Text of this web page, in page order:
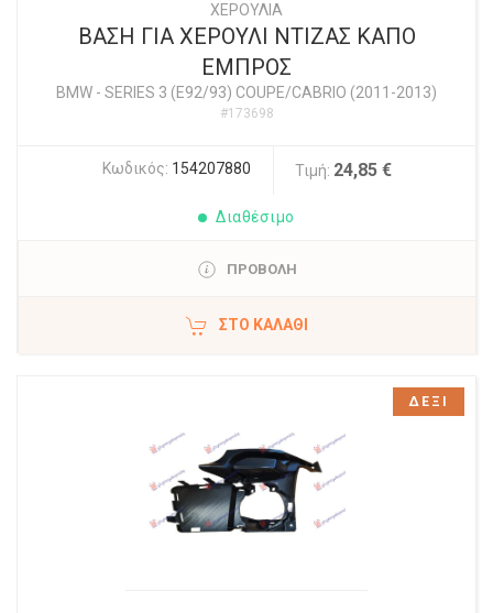
ΧΕΡΟΥΛΙΑ
ΒΑΣΗ ΓΙΑ ΧΕΡΟΥΛΙ ΝΤΙΖΑΣ ΚΑΠΟ
ΕΜΠΡΟΣ
BMW - SERIES 3 (E92/93) COUPE/CABRIO (2011-2013)
#173698
Κωδικός: 154207880 Τιμή: 24,85 €
Διαθέσιμο
ΠΡΟΒΟΛΗ
ΣΤΟ ΚΑΛΆΘΙ
ΔΕΞΙ